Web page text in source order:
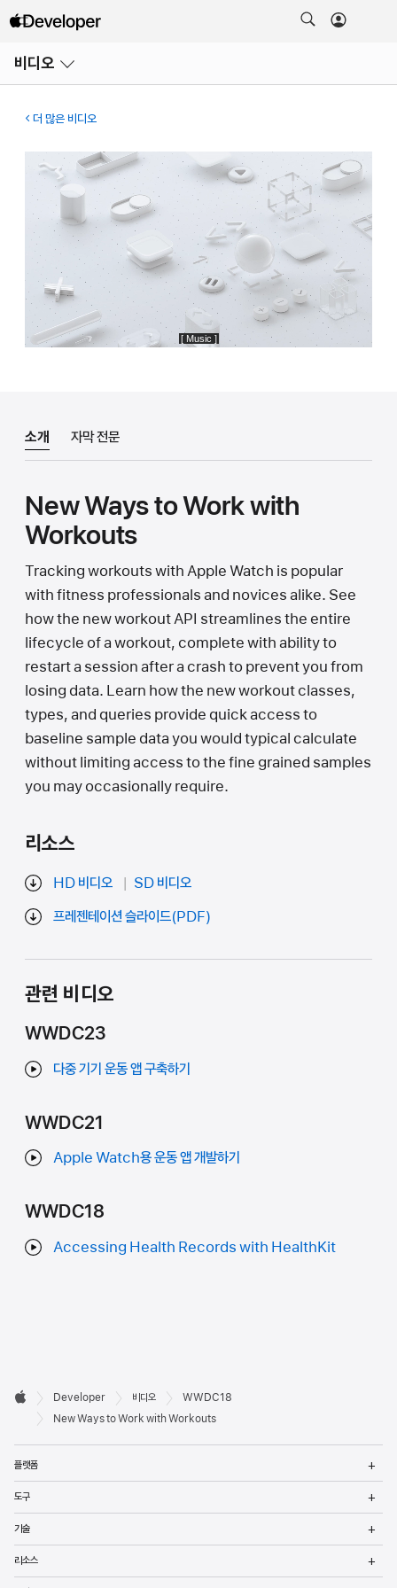
비디오
열기
더 많은 비디오
소개 자막 전문
New Ways to Work with
Workouts
Tracking workouts with Apple Watch is popular
with fitness professionals and novices alike. See
how the new workout API streamlines the entire
lifecycle of a workout, complete with ability to
restart a session after a crash to prevent you from
losing data. Learn how the new workout classes,
types, and queries provide quick access to
baseline sample data you would typical calculate
without limiting access to the fine grained samples
you may occasionally require.
리소스
HD 비디오
SD 비디오
프레젠테이션 슬라이드(PDF)
관련 비디오
WWDC23
다중 기기 운동 앱 구축하기
WWDC21
Apple Watch용 운동 앱 개발하기
WWDC18
Accessing Health Records with HealthKit
Developer
바닥글

Apple
Developer 비디오
WWDC18
New Ways to Work with Workouts
플랫폼
도구
기술
리소스